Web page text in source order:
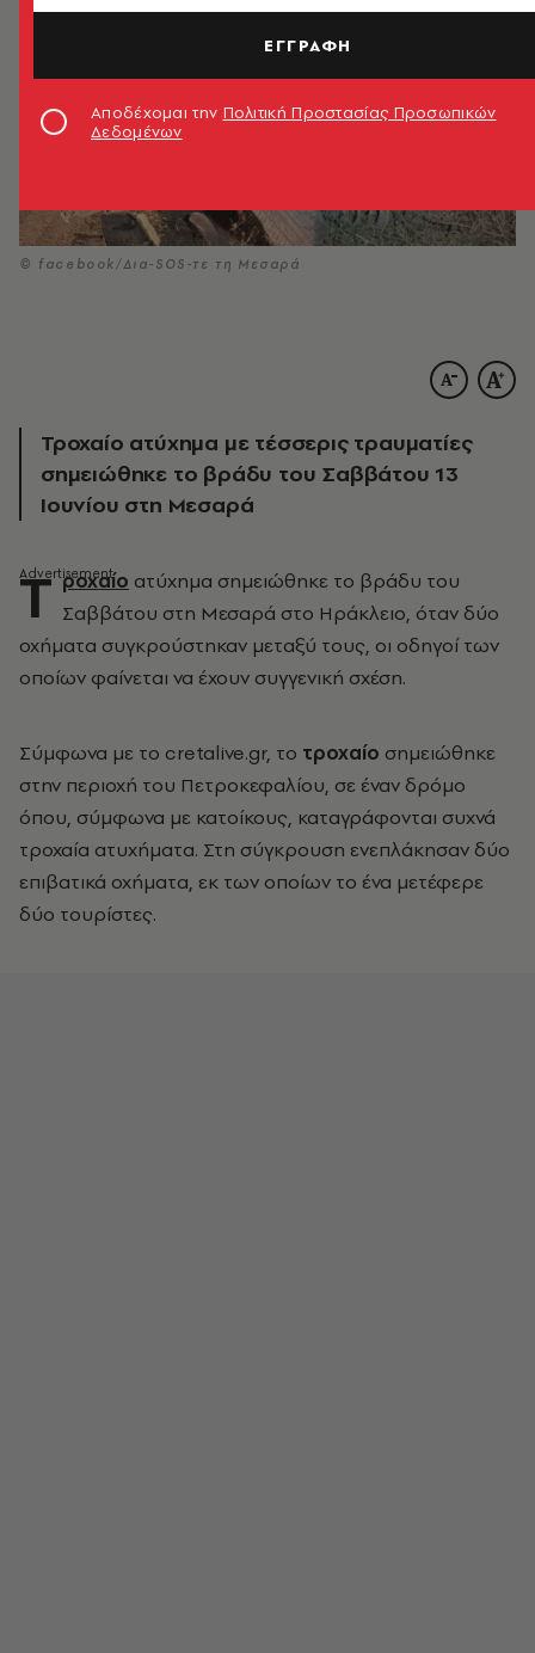
© facebook/Δια-SOS-τε τη Μεσαρά
Τροχαίο ατύχημα με τέσσερις τραυματίες
σημειώθηκε το βράδυ του Σαββάτου 13
Ιουνίου στη Μεσαρά
Τ ροχαίο ατύχημα σημειώθηκε το βράδυ του
Σαββάτου στη Μεσαρά στο Ηράκλειο, όταν δύο
οχήματα συγκρούστηκαν μεταξύ τους, οι οδηγοί των
οποίων φαίνεται να έχουν συγγενική σχέση.
Σύμφωνα με το cretalive.gr, το τροχαίο σημειώθηκε
στην περιοχή του Πετροκεφαλίου, σε έναν δρόμο
όπου, σύμφωνα με κατοίκους, καταγράφονται συχνά
τροχαία ατυχήματα. Στη σύγκρουση ενεπλάκησαν δύο
επιβατικά οχήματα, εκ των οποίων το ένα μετέφερε
δύο τουρίστες.
ΕΓΓΡΑΦΗ
Αποδέχομαι την Πολιτική Προστασίας Προσωπικών
Δεδομένων